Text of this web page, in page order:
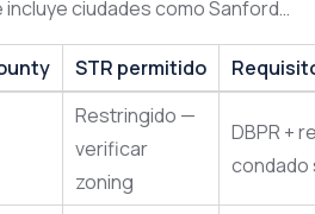
ciudades como Sanford…
STR permitido
Restringido —
verificar
zoning
DBPR +
condado